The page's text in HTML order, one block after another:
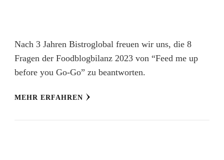
Nach 3 Jahren Bistroglobal freuen wir uns, die 8
Fragen der Foodblogbilanz 2023 von “Feed me up
before you Go-Go” zu beantworten.
MEHR ERFAHREN